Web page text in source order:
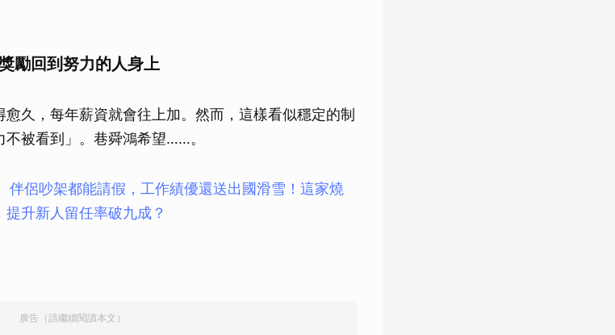
勵回到努力的人身上
久，每年薪資就會往上加。然而，這樣看似穩定的制
被看到」。巷舜鴻希望……。
伴侶吵架都能請假，工作績優還送出國滑雪！這家燒
升新人留任率破九成？
廣告（請繼續閱讀本文）